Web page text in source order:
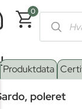
0
plader og
kr.
Produktdata
poleret